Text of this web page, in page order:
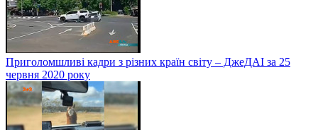
Приголомшливі кадри з різних країн світу – ДжеДАІ за 25
червня 2020 року